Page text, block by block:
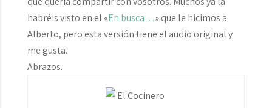
habréis visto en el «En busca…» que le hicimos a
Alberto, pero esta versión tiene el audio original y
me gusta.
Abrazos.